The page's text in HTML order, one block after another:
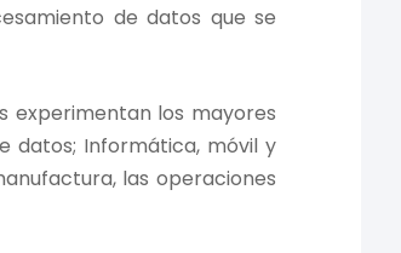
de datos que se
experimentan los mayores
datos; Informática, móvil y
las operaciones